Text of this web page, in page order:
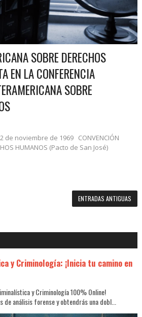
SOBRE DERECHOS
EN LA CONFERENCIA
SOBRE
de noviembre de 1969 CONVENCIÓN
HUMANOS (Pacto de San José)
ENTRADAS ANTIGUAS
y Criminología: ¡Inicia tu camino en
y Criminología 100% Online!
de análisis forense y obtendrás una dobl...